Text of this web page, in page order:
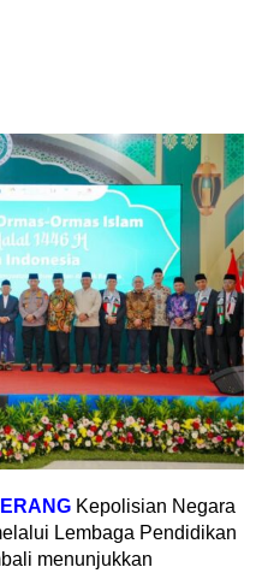
Kepolisian Negara
Lembaga Pendidikan
menunjukkan